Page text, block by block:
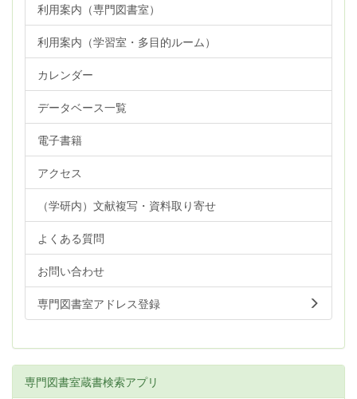
利用案内（専門図書室）
利用案内（学習室・多目的ルーム）
カレンダー
データベース一覧
電子書籍
アクセス
（学研内）文献複写・資料取り寄せ
よくある質問
お問い合わせ
専門図書室アドレス登録
専門図書室蔵書検索アプリ